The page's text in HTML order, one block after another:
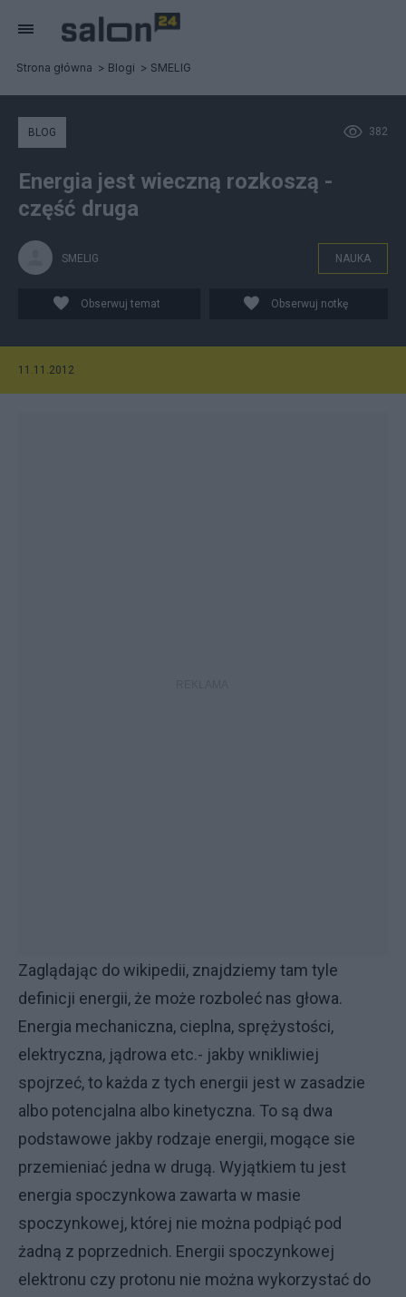
Strona główna Blogi SMELIG
382
BLOG
Energia jest wieczną rozkoszą -
część druga
SMELIG NAUKA
Obserwuj temat Obserwuj notkę
11.11.2012
Zaglądając do wikipedii, znajdziemy tam tyle
definicji energii, że może rozboleć nas głowa.
Energia mechaniczna, cieplna, sprężystości,
elektryczna, jądrowa etc.- jakby wnikliwiej
spojrzeć, to każda z tych energii jest w zasadzie
albo potencjalna albo kinetyczna. To są dwa
podstawowe jakby rodzaje energii, mogące sie
przemieniać jedna w drugą. Wyjątkiem tu jest
energia spoczynkowa zawarta w masie
spoczynkowej, której nie można podpiąć pod
żadną z poprzednich. Energii spoczynkowej
elektronu czy protonu nie można wykorzystać do